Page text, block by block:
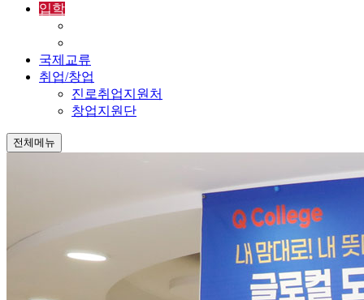
입학
국제교류
취업/창업
진로취업지원처
창업지원단
전체메뉴